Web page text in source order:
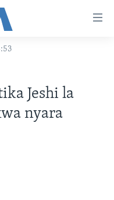
Jeshi la
nyara